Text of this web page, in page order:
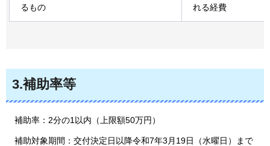
るもの
れる経費
3.補助率等
補助率：2分の1以内（上限額50万円）
補助対象期間：交付決定日以降令和7年3月19日（水曜日）まで